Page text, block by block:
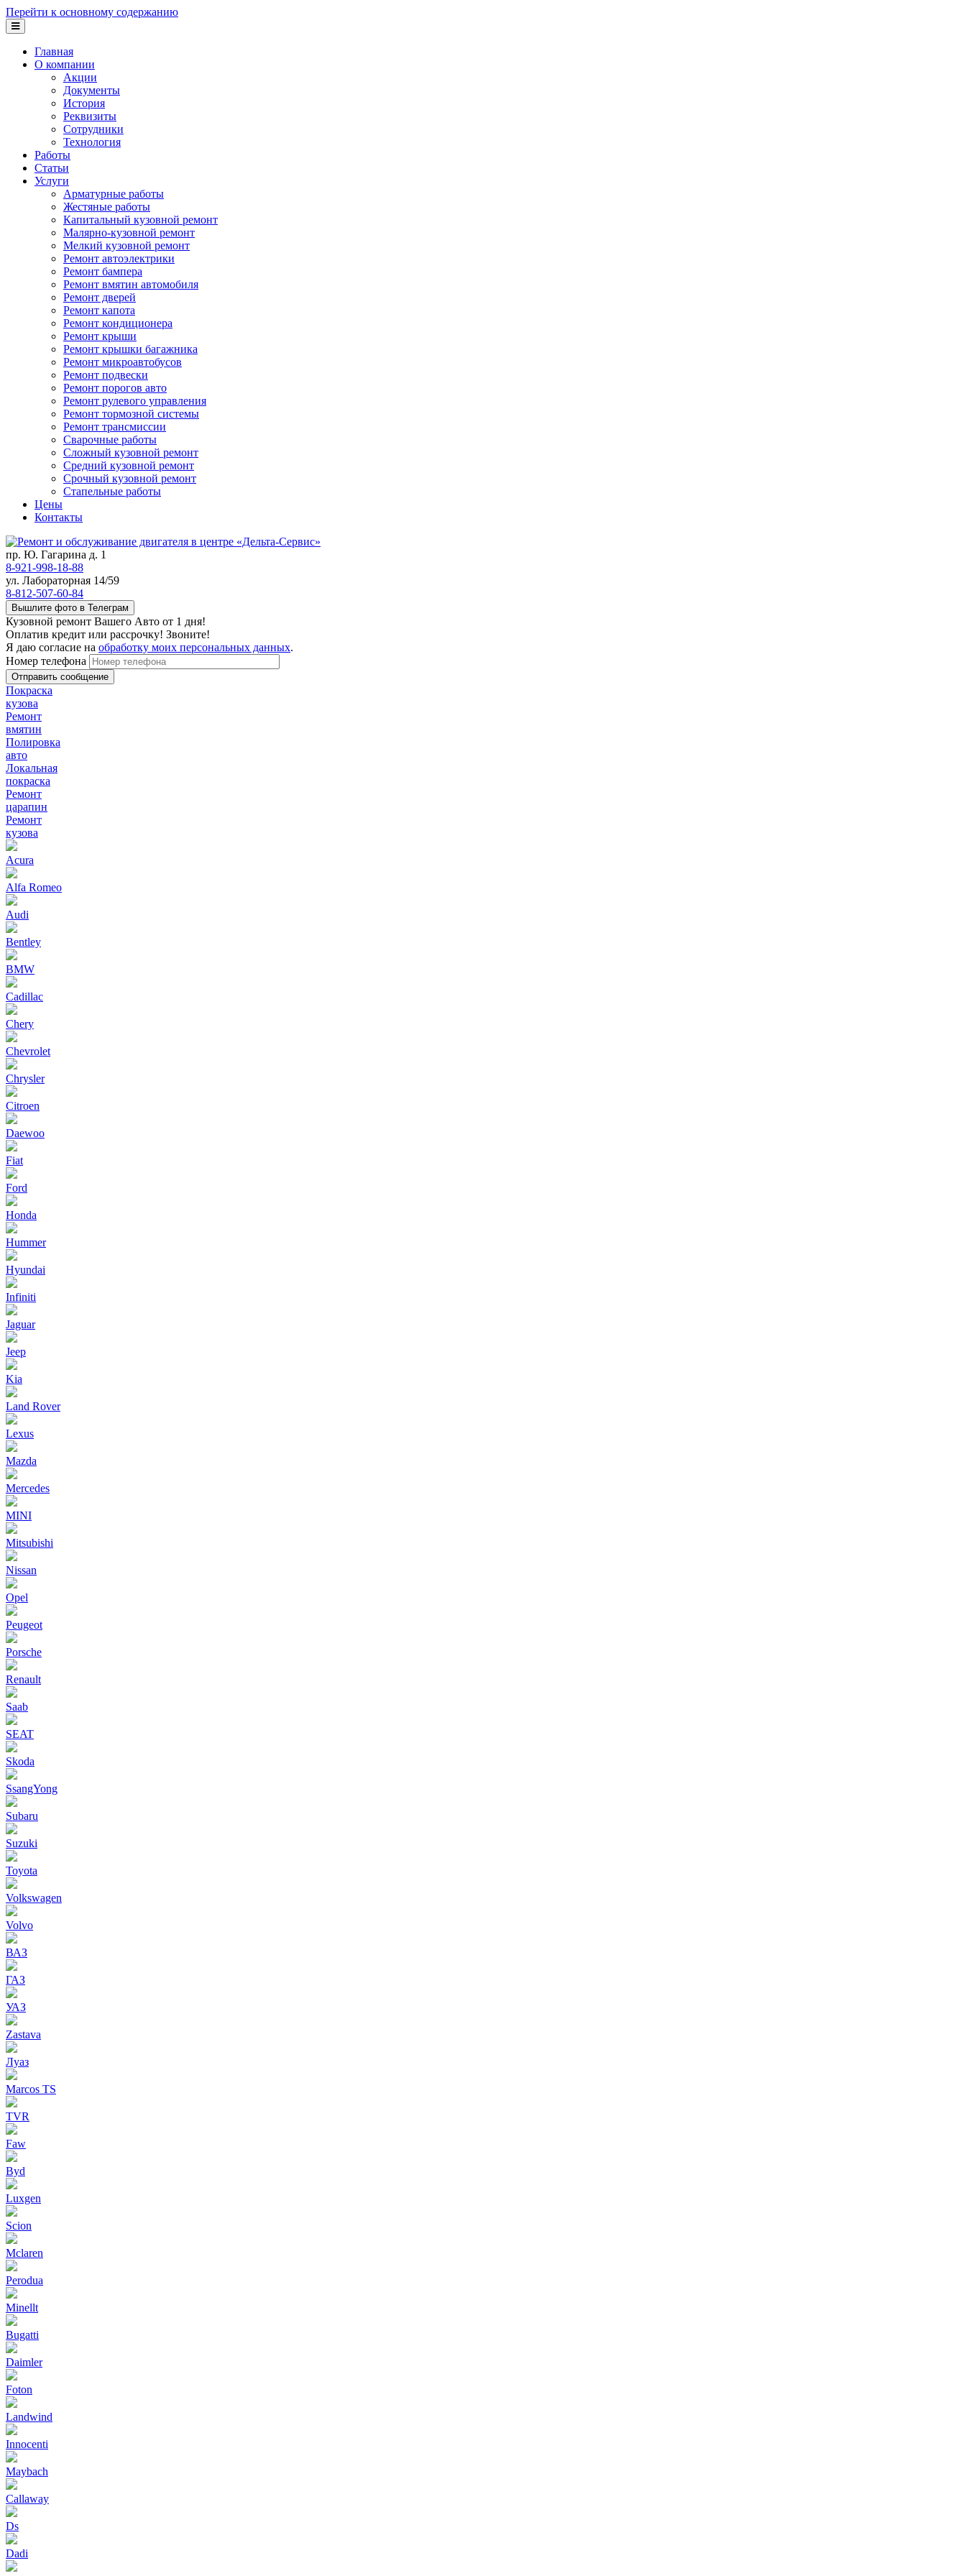
Перейти к основному содержанию
Главная
О компании
Акции
Документы
История
Реквизиты
Сотрудники
Технология
Работы
Статьи
Услуги
Арматурные работы
Жестяные работы
Капитальный кузовной ремонт
Малярно-кузовной ремонт
Мелкий кузовной ремонт
Ремонт автоэлектрики
Ремонт бампера
Ремонт вмятин автомобиля
Ремонт дверей
Ремонт капота
Ремонт кондиционера
Ремонт крыши
Ремонт крышки багажника
Ремонт микроавтобусов
Ремонт подвески
Ремонт порогов авто
Ремонт рулевого управления
Ремонт тормозной системы
Ремонт трансмиссии
Сварочные работы
Сложный кузовной ремонт
Средний кузовной ремонт
Срочный кузовной ремонт
Стапельные работы
Цены
Контакты
пр. Ю. Гагарина д. 1
8-921-998-18-88
ул. Лабораторная 14/59
8-812-507-60-84
Вышлите фото в Телеграм
Кузовной ремонт Вашего Авто от 1 дня!
Оплатив кредит или рассрочку! Звоните!
Я даю согласие на обработку моих персональных данных.
Номер телефона
Покраска
кузова
Ремонт
вмятин
Полировка
авто
Локальная
покраска
Ремонт
царапин
Ремонт
кузова
Acura
Alfa Romeo
Audi
Bentley
BMW
Cadillac
Chery
Chevrolet
Chrysler
Citroen
Daewoo
Fiat
Ford
Honda
Hummer
Hyundai
Infiniti
Jaguar
Jeep
Kia
Land Rover
Lexus
Mazda
Mercedes
MINI
Mitsubishi
Nissan
Opel
Peugeot
Porsche
Renault
Saab
SEAT
Skoda
SsangYong
Subaru
Suzuki
Toyota
Volkswagen
Volvo
ВАЗ
ГАЗ
УАЗ
Zastava
Луаз
Marcos TS
TVR
Faw
Byd
Luxgen
Scion
Mclaren
Perodua
Minellt
Bugatti
Daimler
Foton
Landwind
Innocenti
Maybach
Callaway
Ds
Dadi